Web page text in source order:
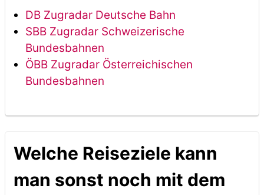
DB Zugradar Deutsche Bahn
SBB Zugradar Schweizerische
Bundesbahnen
ÖBB Zugradar Österreichischen
Bundesbahnen
Welche Reiseziele kann
man sonst noch mit dem